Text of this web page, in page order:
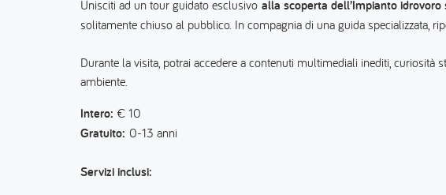
Unisciti ad un tour guidato esclusivo alla scoperta dell’Impianto
solitamente chiuso al pubblico. In compagnia di una guida specializzata,
Durante la visita, potrai accedere a contenuti multimediali inediti, curiosità
ambiente.
Intero: € 10
Gratuito: 0-13 anni
Servizi inclusi: